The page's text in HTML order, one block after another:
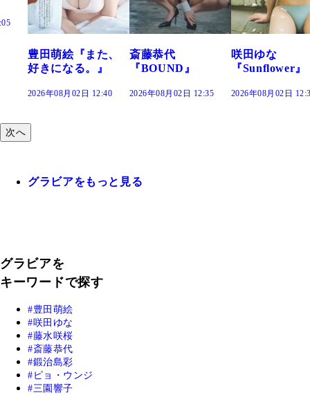
斎藤恭代
『BOUND』
2026年08月02日 12:35
咲田ゆな
『Sunflower』
2026年08月02日 12:30
藤水咲桜『花
だまり』
2026年08月02日
次へ
グラビアをもっと見る
グラビアを
キーワードで探す
豊田萌絵
咲田ゆな
藤水咲桜
斎藤恭代
鍛治島彩
ピョ・ウンジ
三園響子